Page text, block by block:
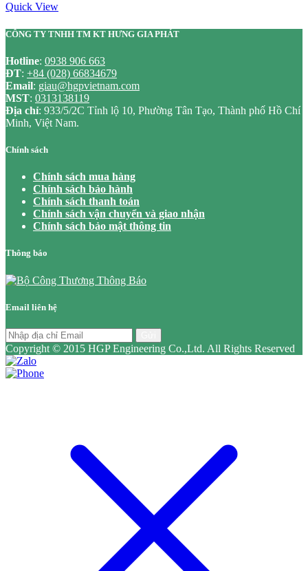
Quick View
CÔNG TY TNHH TM KT HƯNG GIA PHÁT
Hotline: 0938 906 663
ĐT: +84 (028) 66834679
Email: giau@hgpvietnam.com
MST: 0313138119
Địa chỉ: 933/5/2C Tỉnh lộ 10, Phường Tân Tạo, Thành phố Hồ Chí
Minh, Việt Nam.
Chính sách
Chính sách mua hàng
Chính sách bảo hành
Chính sách thanh toán
Chính sách vận chuyển và giao nhận
Chính sách bảo mật thông tin
Thông báo
Email liên hệ
Copyright © 2015 HGP Engineering Co.,Ltd. All Rights Reserved